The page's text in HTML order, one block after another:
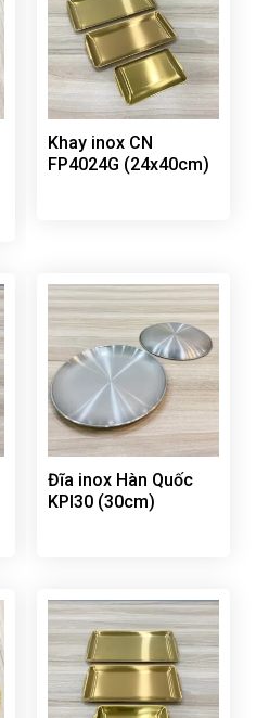
Khay inox CN
FP4024G (24x40cm)
Đĩa inox Hàn Quốc
KPI30 (30cm)